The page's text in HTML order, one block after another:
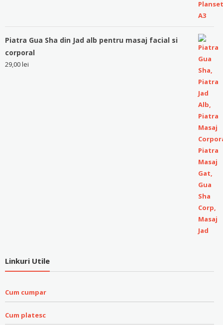
Piatra Gua Sha din Jad alb pentru masaj facial si
corporal
29,00lei
Linkuri Utile
Cum cumpar
Cum platesc